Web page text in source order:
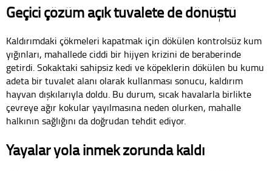
Geçici çözüm açık tuvalete de dönüştü
Kaldırımdaki çökmeleri kapatmak için dökülen kontrolsüz kum
yığınları, mahallede ciddi bir hijyen krizini de beraberinde
getirdi. Sokaktaki sahipsiz kedi ve köpeklerin dökülen bu kumu
adeta bir tuvalet alanı olarak kullanması sonucu, kaldırım
hayvan dışkılarıyla doldu. Bu durum, sıcak havalarla birlikte
çevreye ağır kokular yayılmasına neden olurken, mahalle
halkının sağlığını da doğrudan tehdit ediyor.
Yayalar yola inmek zorunda kaldı